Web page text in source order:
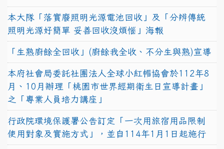
本大隊「落實廢照明光源電池回收」及「分辨傳統
照明光源好簡單 妥善回收沒煩惱」海報
「生熟廚餘全回收」(廚餘我全收、不分生與熟)宣導
本府社會局委託社團法人全球小紅帽協會於112年8
月、10月辦理「桃園市世界經期衛生日宣導計畫」
之「專業人員培力講座」
行政院環境保護署公告訂定「一次用旅宿用品限制
使用對象及實施方式」，並自114年1月1日起施行